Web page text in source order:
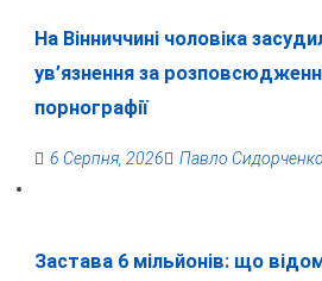
На Вінниччині чоловіка
ув’язнення за
порнографії
6 Серпня, 2026 Павло Сидорченко
Застава 6 мільйонів: що